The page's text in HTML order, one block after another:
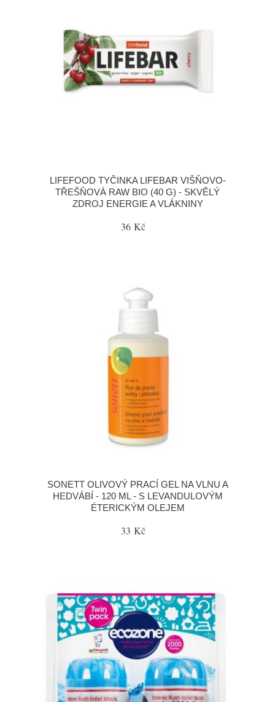
LIFEFOOD TYČINKA LIFEBAR VIŠŇOVO-
TŘEŠŇOVÁ RAW BIO (40 G) - SKVĚLÝ
ZDROJ ENERGIE A VLÁKNINY
36 Kč
SONETT OLIVOVÝ PRACÍ GEL NA VLNU A
HEDVÁBÍ - 120 ML - S LEVANDULOVÝM
ÉTERICKÝM OLEJEM
33 Kč